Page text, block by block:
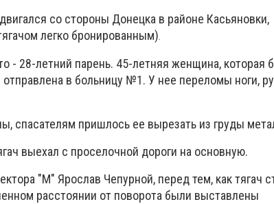
со стороны Донецка в районе Касьяновки,
легко бронированным).
- 28-летний парень. 45-летняя женщина, которая
в больницу №1. У нее переломы ноги,
спасателям пришлось ее вырезать из груды
выехал с проселочной дороги на основную.
"М" Ярослав Чепурной, перед тем, как тягач
расстоянии от поворота были выставлены